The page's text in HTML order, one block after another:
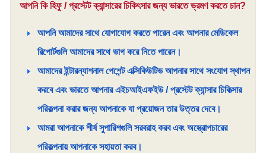
আপনি কি হিফু / প্রস্টেট ক্যান্সারের চিকিৎসার জন্য ভারতে ভ্রমণ করতে চান?
আপনি আমাদের সাথে যোগাযোগ করতে পারেন এবং আপনার মেডিকেল
রিপোর্টগুলি আমাদের সাথে ভাগ করে নিতে পারেন।
আমাদের ইন্টারন্যাশনাল পেশেন্ট এক্সিকিউটিভ আপনার সাথে সংযোগ স্থাপন
করবে এবং ভারতে আপনার এইচআইএফইউ / প্রস্টেট ক্যান্সার চিকিত্সার
পরিকল্পনা করার জন্য আপনাকে যা প্রয়োজন তার উত্তর দেবে।
আমরা আপনাকে শীর্ষ সুপারিশগুলি সরবরাহ করব এবং অস্ত্রোপচারের
পরিকল্পনায় আপনাকে সহায়তা করব।